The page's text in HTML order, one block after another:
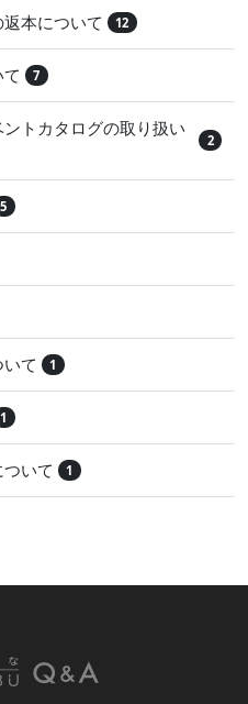
本について 12
7
トカタログの取り扱い
2
5
て 1
1
いて 1